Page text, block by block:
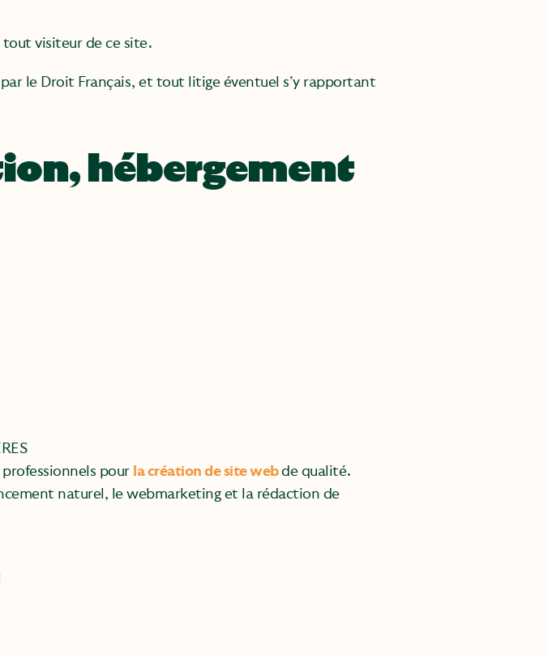
tout visiteur de ce site.
le Droit Français, et tout litige éventuel s’y rapportant
hébergement
pour la création de site webde qualité.
naturel, le webmarketing et la rédaction de